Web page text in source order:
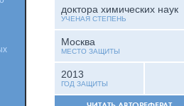
доктора химических наук
УЧЕНАЯ СТЕПЕНЬ
Москва
МЕСТО ЗАЩИТЫ
2013
ГОД ЗАЩИТЫ